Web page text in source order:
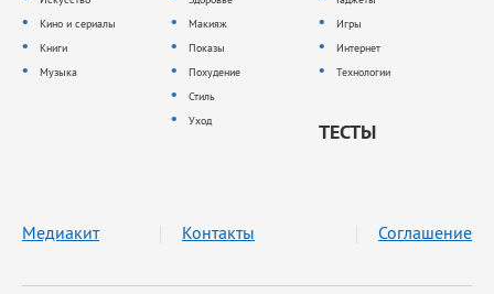
Кино и сериалы
Книги
Музыка
Макияж
Показы
Похудение
Стиль
Уход
Игры
Интернет
Технологии
ТЕСТЫ
Медиакит Контакты Соглашение